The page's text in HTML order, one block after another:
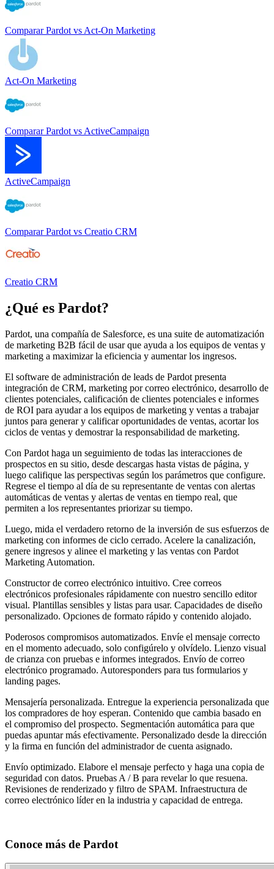
Comparar Pardot vs Act-On Marketing
Act-On Marketing
Comparar Pardot vs ActiveCampaign
ActiveCampaign
Comparar Pardot vs Creatio CRM
Creatio CRM
¿Qué es Pardot?
Pardot, una compañía de Salesforce, es una suite de automatización
de marketing B2B fácil de usar que ayuda a los equipos de ventas y
marketing a maximizar la eficiencia y aumentar los ingresos.
El software de administración de leads de Pardot presenta
integración de CRM, marketing por correo electrónico, desarrollo de
clientes potenciales, calificación de clientes potenciales e informes
de ROI para ayudar a los equipos de marketing y ventas a trabajar
juntos para generar y calificar oportunidades de ventas, acortar los
ciclos de ventas y demostrar la responsabilidad de marketing.
Con Pardot haga un seguimiento de todas las interacciones de
prospectos en su sitio, desde descargas hasta vistas de página, y
luego califique las perspectivas según los parámetros que configure.
Regrese el tiempo al día de su representante de ventas con alertas
automáticas de ventas y alertas de ventas en tiempo real, que
permiten a los representantes priorizar su tiempo.
Luego, mida el verdadero retorno de la inversión de sus esfuerzos de
marketing con informes de ciclo cerrado. Acelere la canalización,
genere ingresos y alinee el marketing y las ventas con Pardot
Marketing Automation.
Constructor de correo electrónico intuitivo. Cree correos
electrónicos profesionales rápidamente con nuestro sencillo editor
visual. Plantillas sensibles y listas para usar. Capacidades de diseño
personalizado. Opciones de formato rápido y contenido alojado.
Poderosos compromisos automatizados. Envíe el mensaje correcto
en el momento adecuado, solo configúrelo y olvídelo. Lienzo visual
de crianza con pruebas e informes integrados. Envío de correo
electrónico programado. Autoresponders para tus formularios y
landing pages.
Mensajería personalizada. Entregue la experiencia personalizada que
los compradores de hoy esperan. Contenido que cambia basado en
el compromiso del prospecto. Segmentación automática para que
puedas apuntar más efectivamente. Personalizado desde la dirección
y la firma en función del administrador de cuenta asignado.
Envío optimizado. Elabore el mensaje perfecto y haga una copia de
seguridad con datos. Pruebas A / B para revelar lo que resuena.
Revisiones de renderizado y filtro de SPAM. Infraestructura de
correo electrónico líder en la industria y capacidad de entrega.
Conoce más de Pardot